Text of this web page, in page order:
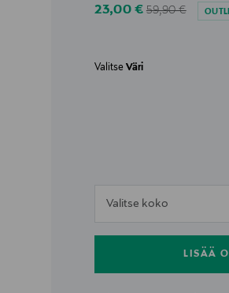
Discounted Price
23,00 € Original Price
59,90 €
ValitseVäri
Valitse koko
LISÄÄ